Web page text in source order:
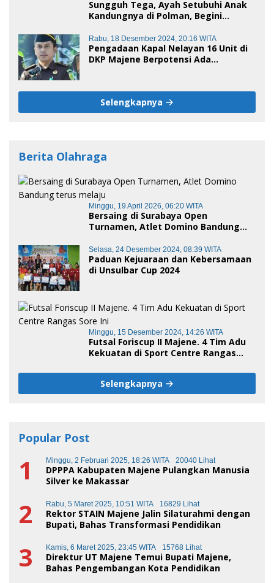
Sungguh Tega, Ayah Setubuhi Anak
Kandungnya di Polman, Begini
Rabu, 18 Desember 2024, 20:16 WITA
Pengadaan Kapal Nelayan 16 Unit di
DKP Majene Berpotensi Ada
Selengkapnya
Berita Olahraga
Minggu, 19 April 2026, 06:20 WITA
Bersaing di Surabaya Open
Turnamen, Atlet Domino Bandung
Selasa, 24 Desember 2024, 08:39 WITA
Paduan Kejuaraan dan Kebersamaan
di Unsulbar Cup 2024
Minggu, 15 Desember 2024, 14:26 WITA
Futsal Foriscup II Majene. 4 Tim Adu
Kekuatan di Sport Centre Rangas
Selengkapnya
Popular Post
1 Minggu, 2 Februari 2025, 18:26 WITA 20040 Lihat
DPPPA Kabupaten Majene Pulangkan Manusia
Silver ke Makassar
2 Rabu, 5 Maret 2025, 10:51 WITA 16829 Lihat
Rektor STAIN Majene Jalin Silaturahmi dengan
Bupati, Bahas Transformasi Pendidikan
3 Kamis, 6 Maret 2025, 23:45 WITA 15768 Lihat
Direktur UT Majene Temui Bupati Majene,
Bahas Pengembangan Kota Pendidikan